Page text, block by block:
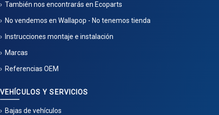
También nos encontrarás en Ecoparts
No vendemos en Wallapop - No tenemos tienda
Instrucciones montaje e instalación
Marcas
Referencias OEM
VEHÍCULOS Y SERVICIOS
Bajas de vehículos